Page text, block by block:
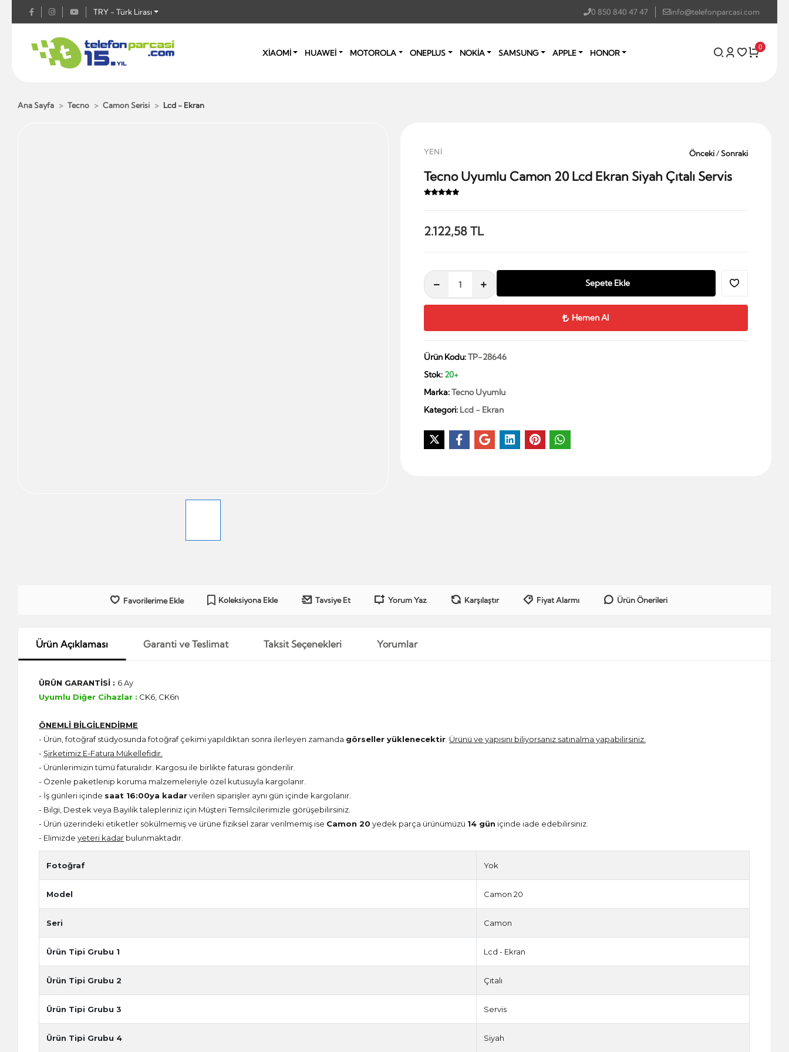
TRY - Türk Lirası 0 850 840 47 47 info@telefonparcasi.com
XİAOMİ HUAWEİ MOTOROLA ONEPLUS NOKİA SAMSUNG APPLE HONOR
0
Ana Sayfa Tecno Camon Serisi Lcd - Ekran
YENİ Önceki/Sonraki
Tecno Uyumlu Camon 20 Lcd Ekran Siyah Çıtalı Servis
2.122,58 TL
Sepete Ekle
Hemen Al
Ürün Kodu:TP-28646
Stok: 20+
Marka:Tecno Uyumlu
Kategori: Lcd - Ekran
Favorilerime Ekle Koleksiyona Ekle Tavsiye Et Yorum Yaz Karşılaştır Fiyat Alarmı Ürün Önerileri
Ürün Açıklaması Garanti ve Teslimat Taksit Seçenekleri Yorumlar
ÜRÜN GARANTİSİ : 6 Ay
Uyumlu Diğer Cihazlar : CK6, CK6n
ÖNEMLİ BİLGİLENDİRME
- Ürün, fotoğraf stüdyosunda fotoğraf çekimi yapıldıktan sonra ilerleyen zamanda görseller yüklenecektir. Ürünü ve yapısını biliyorsanız satınalma yapabilirsiniz.
-Şirketimiz E-Fatura Mükellefidir.
- Ürünlerimizin tümü faturalıdır. Kargosu ile birlikte faturası gönderilir.
- Özenle paketlenip koruma malzemeleriyle özel kutusuyla kargolanır.
- İş günleri içinde saat 16:00ya kadarverilen siparişler aynı gün içinde kargolanır.
- Bilgi, Destek veya Bayilik talepleriniz için Müşteri Temsilcilerimizle görüşebilirsiniz.
- Ürün üzerindeki etiketler sökülmemiş ve ürüne fiziksel zarar verilmemiş ise Camon 20 yedek parça ürünümüzü 14 gün içinde iade edebilirsiniz.
- Elimizdeyeteri kadar bulunmaktadır.
Fotoğraf Yok
Model Camon 20
Seri Camon
Ürün Tipi Grubu 1 Lcd - Ekran
Ürün Tipi Grubu 2 Çıtalı
Ürün Tipi Grubu 3 Servis
Ürün Tipi Grubu 4 Siyah